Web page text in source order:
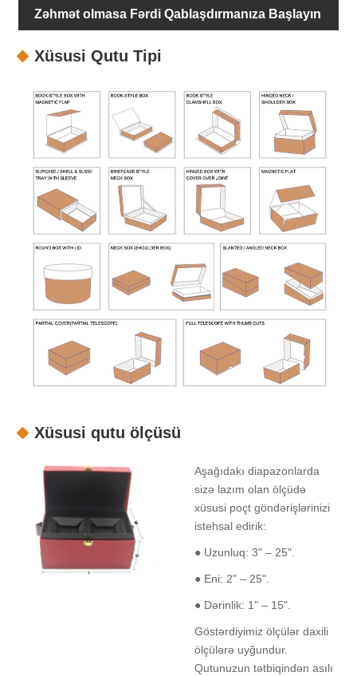
Zəhmət olmasa Fərdi Qablaşdırmanıza Başlayın
Xüsusi Qutu Tipi
Xüsusi qutu ölçüsü
Aşağıdakı diapazonlarda
sizə lazım olan ölçüdə
xüsusi poçt göndərişlərinizi
istehsal edirik:
● Uzunluq: 3" – 25".
● Eni: 2" – 25".
● Dərinlik: 1" – 15".
Göstərdiyimiz ölçülər daxili
ölçülərə uyğundur.
Qutunuzun tətbiqindən asılı